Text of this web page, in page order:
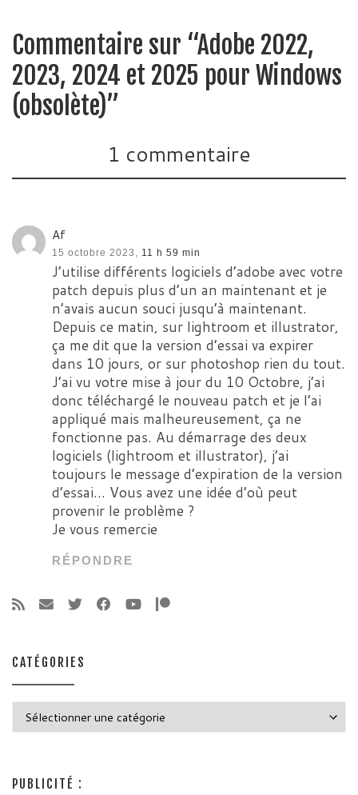
Commentaire sur “Adobe 2022,
2023, 2024 et 2025 pour Windows
(obsolète)”
1 commentaire
Af
15 octobre 2023, 11 h 59 min
J’utilise différents logiciels d’adobe avec votre
patch depuis plus d’un an maintenant et je
n’avais aucun souci jusqu’à maintenant.
Depuis ce matin, sur lightroom et illustrator,
ça me dit que la version d’essai va expirer
dans 10 jours, or sur photoshop rien du tout.
J’ai vu votre mise à jour du 10 Octobre, j’ai
donc téléchargé le nouveau patch et je l’ai
appliqué mais malheureusement, ça ne
fonctionne pas. Au démarrage des deux
logiciels (lightroom et illustrator), j’ai
toujours le message d’expiration de la version
d’essai… Vous avez une idée d’où peut
provenir le problème ?
Je vous remercie
RÉPONDRE
CATÉGORIES
PUBLICITÉ :